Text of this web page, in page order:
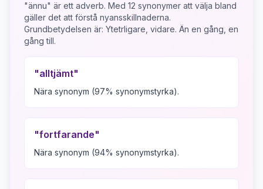
"ännu" är ett adverb. Med 12 synonymer att välja bland
gäller det att förstå nyansskillnaderna.
Grundbetydelsen är: Ytetrligare, vidare. Än en gång, en
gång till.
"alltjämt"
Nära synonym (97% synonymstyrka).
"fortfarande"
Nära synonym (94% synonymstyrka).